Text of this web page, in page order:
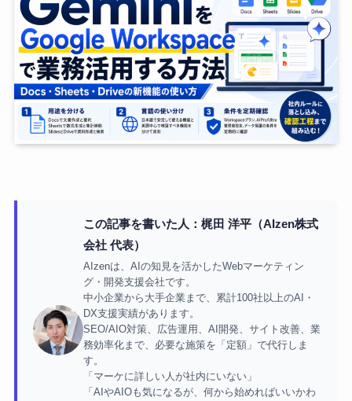
この記事を書いた人：梶田 洋平（AIzen株式
会社 代表）
AIzenは、AIの知見を活かしたWebマーケティン
グ・開発支援会社です。
中小企業から大手企業まで、累計100社以上のAI・
DX支援実績があります。
SEO/AIO対策、広告運用、AI開発、サイト改善、業
務効率化まで、必要な施策を「定額」で代行しま
す。
「マーケに詳しい人が社内にいない」
「AIやAIOも気になるが、何から始めればいいかわ